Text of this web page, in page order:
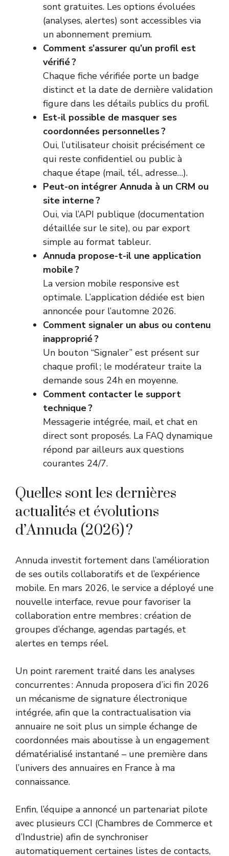
sont gratuites. Les options évoluées
(analyses, alertes) sont accessibles via
un abonnement premium.
Comment s’assurer qu’un profil est
vérifié ?
Chaque fiche vérifiée porte un badge
distinct et la date de dernière validation
figure dans les détails publics du profil.
Est-il possible de masquer ses
coordonnées personnelles ?
Oui, l’utilisateur choisit précisément ce
qui reste confidentiel ou public à
chaque étape (mail, tél., adresse…).
Peut-on intégrer Annuda à un CRM ou
site interne ?
Oui, via l’API publique (documentation
détaillée sur le site), ou par export
simple au format tableur.
Annuda propose-t-il une application
mobile ?
La version mobile responsive est
optimale. L’application dédiée est bien
annoncée pour l’automne 2026.
Comment signaler un abus ou contenu
inapproprié ?
Un bouton “Signaler” est présent sur
chaque profil ; le modérateur traite la
demande sous 24h en moyenne.
Comment contacter le support
technique ?
Messagerie intégrée, mail, et chat en
direct sont proposés. La FAQ dynamique
répond par ailleurs aux questions
courantes 24/7.
Quelles sont les dernières
actualités et évolutions
d’Annuda (2026) ?
Annuda investit fortement dans l’amélioration
de ses outils collaboratifs et de l’expérience
mobile. En mars 2026, le service a déployé une
nouvelle interface, revue pour favoriser la
collaboration entre membres : création de
groupes d’échange, agendas partagés, et
alertes en temps réel.
Un point rarement traité dans les analyses
concurrentes : Annuda proposera d’ici fin 2026
un mécanisme de signature électronique
intégrée, afin que la contractualisation via
annuaire ne soit plus un simple échange de
coordonnées mais aboutisse à un engagement
dématérialisé instantané – une première dans
l’univers des annuaires en France à ma
connaissance.
Enfin, l’équipe a annoncé un partenariat pilote
avec plusieurs CCI (Chambres de Commerce et
d’Industrie) afin de synchroniser
automatiquement certaines listes de contacts,